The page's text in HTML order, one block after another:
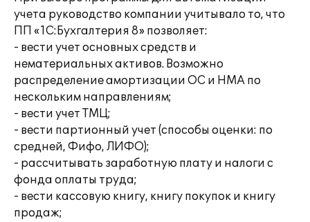
учета руководство компании учитывало то, что
ПП «1С:Бухгалтерия 8» позволяет:
- вести учет основных средств и
нематериальных активов. Возможно
распределение амортизации ОС и НМА по
нескольким направлениям;
- вести учет ТМЦ;
- вести партионный учет (способы оценки: по
средней, Фифо, ЛИФО);
- рассчитывать заработную плату и налоги с
фонда оплаты труда;
- вести кассовую книгу, книгу покупок и книгу
продаж;